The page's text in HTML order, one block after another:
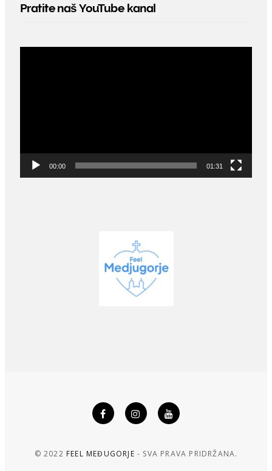
Pratite naš YouTube kanal
00:00 01:31
© 2022 FEEL MEĐUGORJE - SVA PRAVA PRIDRŽANA.